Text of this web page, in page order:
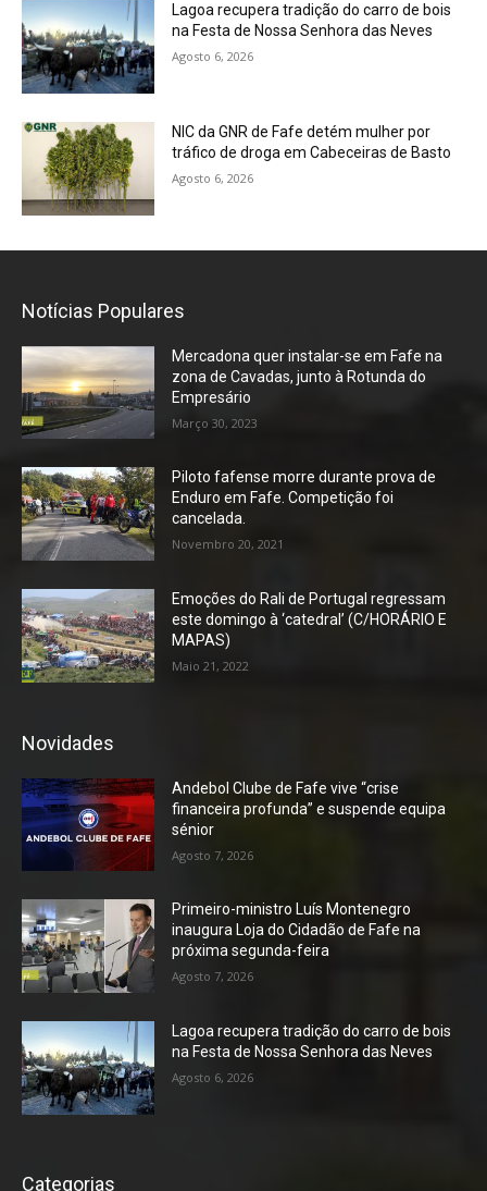
Lagoa recupera tradição do carro de bois
na Festa de Nossa Senhora das Neves
Agosto 6, 2026
NIC da GNR de Fafe detém mulher por
tráfico de droga em Cabeceiras de Basto
Agosto 6, 2026
Notícias Populares
Mercadona quer instalar-se em Fafe na
zona de Cavadas, junto à Rotunda do
Empresário
Março 30, 2023
Piloto fafense morre durante prova de
Enduro em Fafe. Competição foi
cancelada.
Novembro 20, 2021
Emoções do Rali de Portugal regressam
este domingo à ‘catedral’ (C/HORÁRIO E
MAPAS)
Maio 21, 2022
Novidades
Andebol Clube de Fafe vive “crise
financeira profunda” e suspende equipa
sénior
Agosto 7, 2026
Primeiro-ministro Luís Montenegro
inaugura Loja do Cidadão de Fafe na
próxima segunda-feira
Agosto 7, 2026
Lagoa recupera tradição do carro de bois
na Festa de Nossa Senhora das Neves
Agosto 6, 2026
Categorias